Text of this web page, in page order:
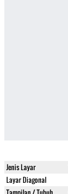
Jenis Layar
Layar Diagonal